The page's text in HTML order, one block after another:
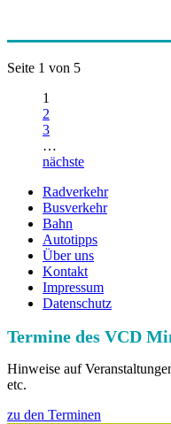
Seite 1 von 5
1
2
3
…
nächste
Radverkehr
Busverkehr
Bahn
Autotipps
Über uns
Kontakt
Impressum
Datenschutz
Termine des VCD
Hinweise auf
etc.
zu den Terminen